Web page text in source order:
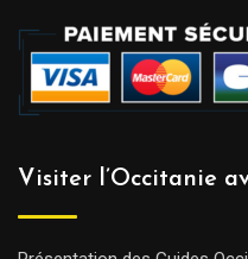
Visiter l’Occitanie